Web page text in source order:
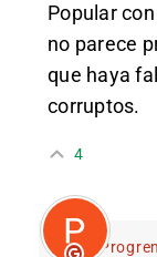
Popular
no parece
que haya
corruptos.
4